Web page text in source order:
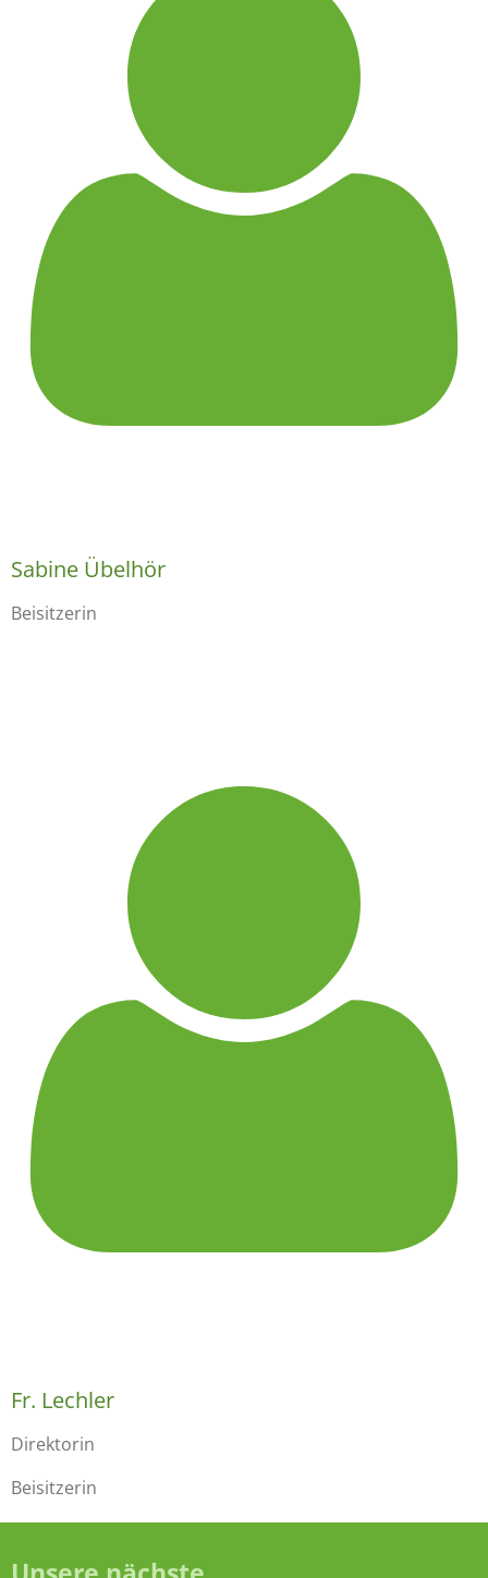
Sabine Übelhör
Beisitzerin
Fr. Lechler
Direktorin
Beisitzerin